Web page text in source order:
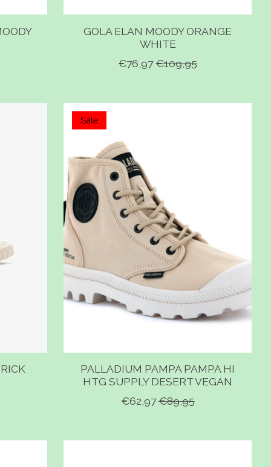
GOLA ELAN MOODY ORANGE
WHITE
€76,97€109,95
Sale
PALLADIUM PAMPA PAMPA HI
HTG SUPPLY DESERT VEGAN
€62,97€89,95